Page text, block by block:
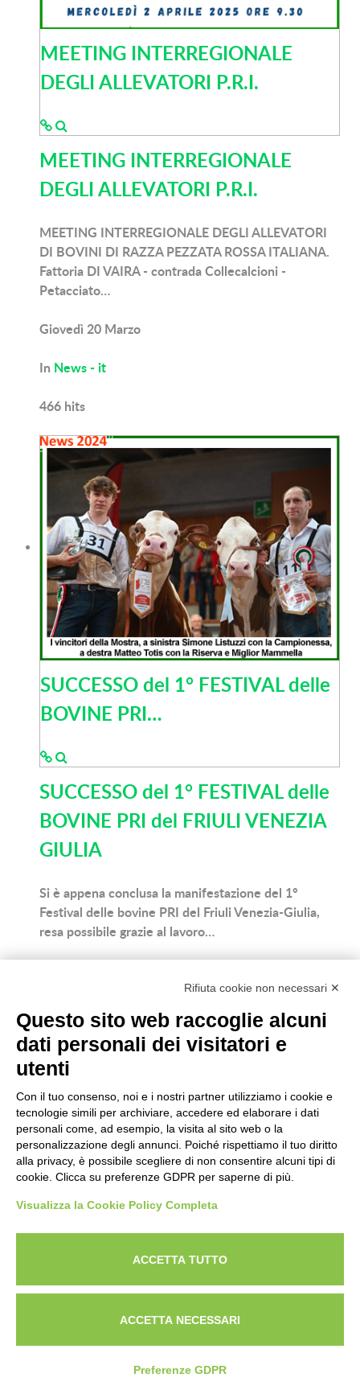
MEETING INTERREGIONALE
DEGLI ALLEVATORI P.R.I.
MEETING INTERREGIONALE
DEGLI ALLEVATORI P.R.I.
MEETING INTERREGIONALE DEGLI ALLEVATORI
DI BOVINI DI RAZZA PEZZATA ROSSA ITALIANA.
Fattoria DI VAIRA - contrada Collecalcioni -
Petacciato…
Giovedì 20 Marzo
In News - it
466 hits
SUCCESSO del 1° FESTIVAL delle
BOVINE PRI…
SUCCESSO del 1° FESTIVAL delle
BOVINE PRI del FRIULI VENEZIA
GIULIA
Si è appena conclusa la manifestazione del 1°
Festival delle bovine PRI del Friuli Venezia-Giulia,
resa possibile grazie al lavoro…
758hits
Rifiuta cookie non necessari ✕
Questo sito web raccoglie alcuni
dati personali dei visitatori e
utenti
Con il tuo consenso, noi e i nostri partner utilizziamo i cookie e
tecnologie simili per archiviare, accedere ed elaborare i dati
personali come, ad esempio, la visita al sito web o la
personalizzazione degli annunci. Poiché rispettiamo il tuo diritto
alla privacy, è possibile scegliere di non consentire alcuni tipi di
cookie. Clicca su preferenze GDPR per saperne di più.
Visualizza la Cookie Policy Completa
ACCETTA TUTTO
ACCETTA NECESSARI
Preferenze GDPR